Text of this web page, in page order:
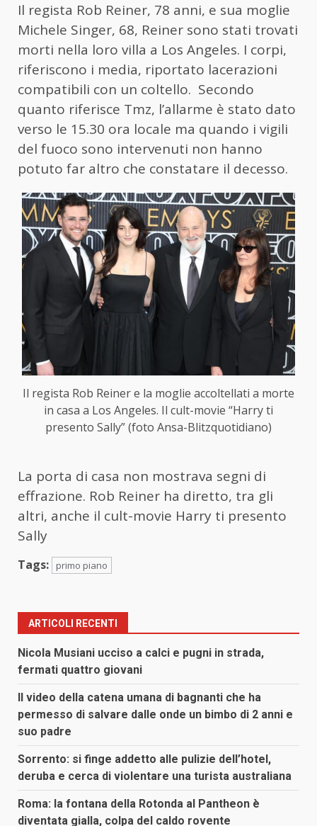
Il regista Rob Reiner, 78 anni, e sua moglie
Michele Singer, 68, Reiner sono stati trovati
morti nella loro villa a Los Angeles. I corpi,
riferiscono i media, riportato lacerazioni
compatibili con un coltello. Secondo
quanto riferisce Tmz, l’allarme è stato dato
verso le 15.30 ora locale ma quando i vigili
del fuoco sono intervenuti non hanno
potuto far altro che constatare il decesso.
Il regista Rob Reiner e la moglie accoltellati a morte
in casa a Los Angeles. Il cult-movie “Harry ti
presento Sally” (foto Ansa-Blitzquotidiano)
La porta di casa non mostrava segni di
effrazione. Rob Reiner ha diretto, tra gli
altri, anche il cult-movie Harry ti presento
Sally
Tags: primo piano
ARTICOLI RECENTI
Nicola Musiani ucciso a calci e pugni in strada,
fermati quattro giovani
Il video della catena umana di bagnanti che ha
permesso di salvare dalle onde un bimbo di 2 anni e
suo padre
Sorrento: si finge addetto alle pulizie dell’hotel,
deruba e cerca di violentare una turista australiana
Roma: la fontana della Rotonda al Pantheon è
diventata gialla, colpa del caldo rovente